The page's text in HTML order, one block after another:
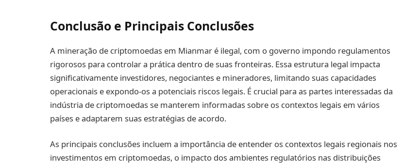
Conclusão e Principais Conclusões
A mineração de criptomoedas em Mianmar é ilegal, com o governo impondo regulamentos
rigorosos para controlar a prática dentro de suas fronteiras. Essa estrutura legal impacta
significativamente investidores, negociantes e mineradores, limitando suas capacidades
operacionais e expondo-os a potenciais riscos legais. É crucial para as partes interessadas da
indústria de criptomoedas se manterem informadas sobre os contextos legais em vários
países e adaptarem suas estratégias de acordo.
As principais conclusões incluem a importância de entender os contextos legais regionais nos
investimentos em criptomoedas, o impacto dos ambientes regulatórios nas distribuições